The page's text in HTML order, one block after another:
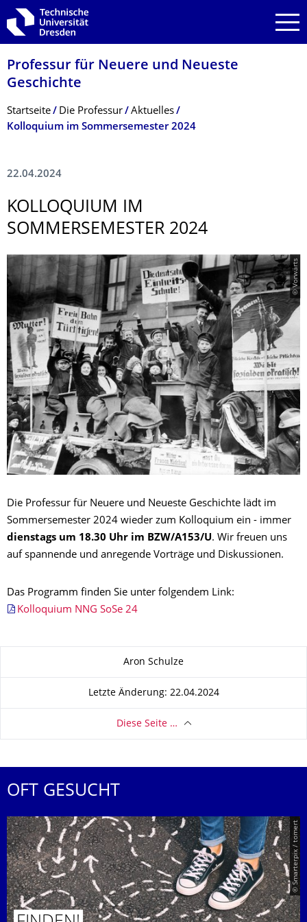
Zur Hauptnavigation springen
Zur Suche springen
Zum Inhalt springen
Professur für Neuere und Neueste
Geschichte
Breadcrumb-Menü
Startseite Die Professur
Aktuelles
Kolloquium im Sommersemester 2024
22.04.2024
KOLLOQUIUM IM
SOMMERSEMESTER 2024
© Vorwärts
Die Professur für Neuere und Neueste Geschichte lädt im
Sommersemester 2024 wieder zum Kolloquium ein - immer
dienstags um 18.30 Uhr im BZW/A153/U. Wir freuen uns
auf spannende und anregende Vorträge und Diskussionen.
Das Programm finden Sie unter folgendem Link:
Kolloquium NNG SoSe 24
Aron Schulze
Letzte Änderung: 22.04.2024
Diese Seite …
OFT GESUCHT
© Smarterpix / tomert